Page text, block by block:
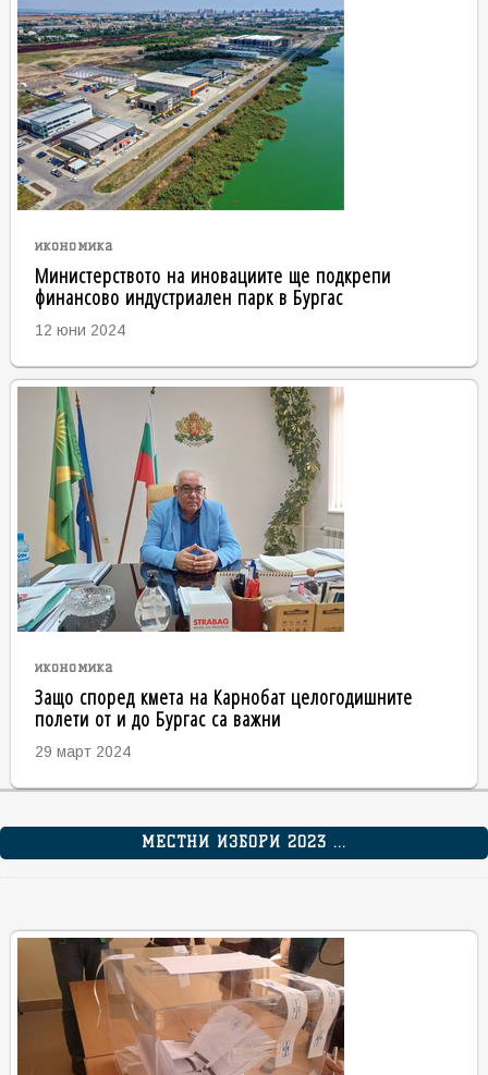
икономика
Министерството на иновациите ще подкрепи
финансово индустриален парк в Бургас
12 юни 2024
икономика
Защо според кмета на Карнобат целогодишните
полети от и до Бургас са важни
29 март 2024
МЕСТНИ ИЗБОРИ 2023 ...